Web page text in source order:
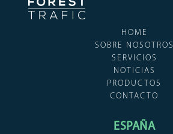
HOME
SOBRE NOSOTROS
SERVICIOS
NOTICIAS
PRODUCTOS
CONTACTO
ESPAÑA